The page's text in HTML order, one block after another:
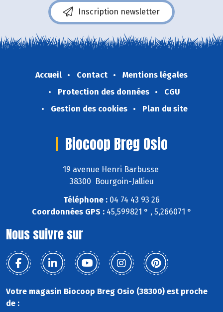
Inscription newsletter
Accueil Contact
Mentions légales
Protection des données
CGU
Gestion des cookies
Plan du site
Biocoop Breg Osio
19 avenue Henri Barbusse
38300 Bourgoin-Jallieu
Téléphone : 04 74 43 93 26
Coordonnées GPS :45,599821 ° , 5,266071 °
Nous suivre sur
Votre magasin Biocoop Breg Osio (38300) est proche
de :